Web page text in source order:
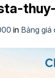
in Bảng